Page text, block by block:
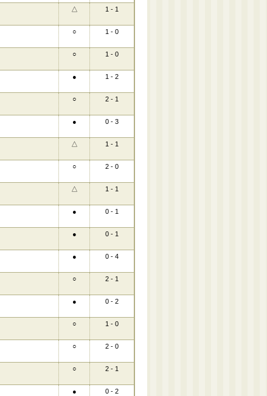
△ 1 - 1
○ 1 - 0
○ 1 - 0
● 1 - 2
○ 2 - 1
● 0 - 3
△ 1 - 1
○ 2 - 0
△ 1 - 1
● 0 - 1
● 0 - 1
● 0 - 4
○ 2 - 1
● 0 - 2
○ 1 - 0
○ 2 - 0
○ 2 - 1
● 0 - 2